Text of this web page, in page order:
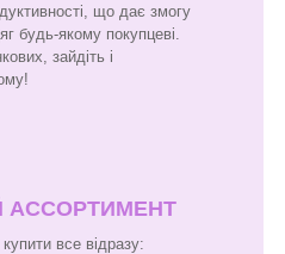
що дає змогу
будь-якому покупцеві.
зайдіть і
АССОРТИМЕНТ
все відразу: